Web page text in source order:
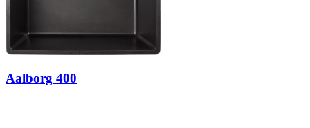
Aalborg 400